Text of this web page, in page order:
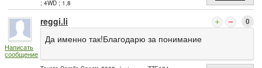
; 4WD ; 1,8
Написать
сообщение
reggi.li 0
Да именно так!Благодарю за понимание